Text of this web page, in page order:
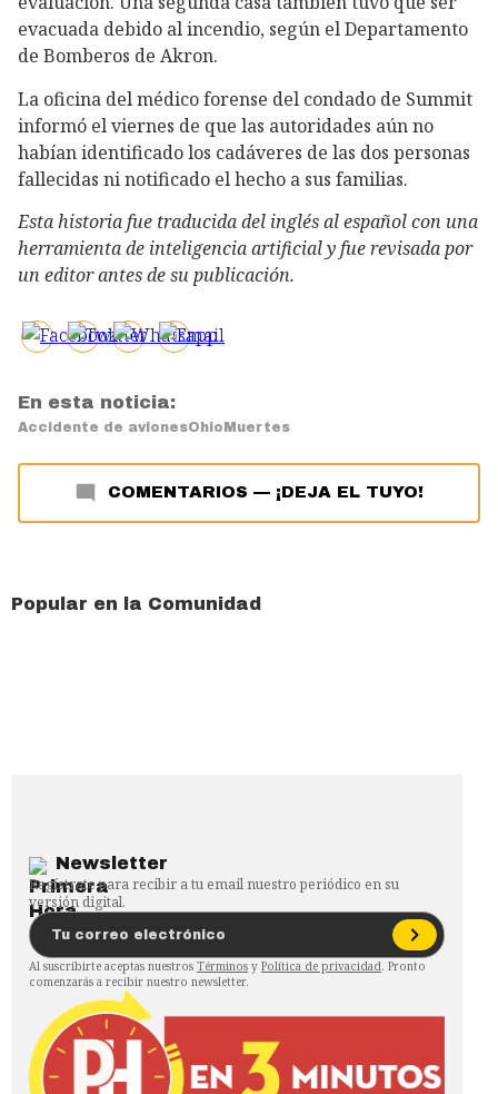
evacuada debido al incendio, según el Departamento
de Bomberos de Akron.
La oficina del médico forense del condado de Summit
informó el viernes de que las autoridades aún no
habían identificado los cadáveres de las dos personas
fallecidas ni notificado el hecho a sus familias.
Esta historia fue traducida del inglés al español con una
herramienta de inteligencia artificial y fue revisada por
un editor antes de su publicación.
En esta noticia:
Accidente de avionesOhio Muertes
COMENTARIOS — ¡DEJA EL TUYO!
Popular en la Comunidad
Newsletter
Regístrate para recibir a tu email nuestro periódico en su
versión digital.
Al suscribirte aceptas nuestros Términos y Política de privacidad. Pronto
comenzarás a recibir nuestro newsletter.